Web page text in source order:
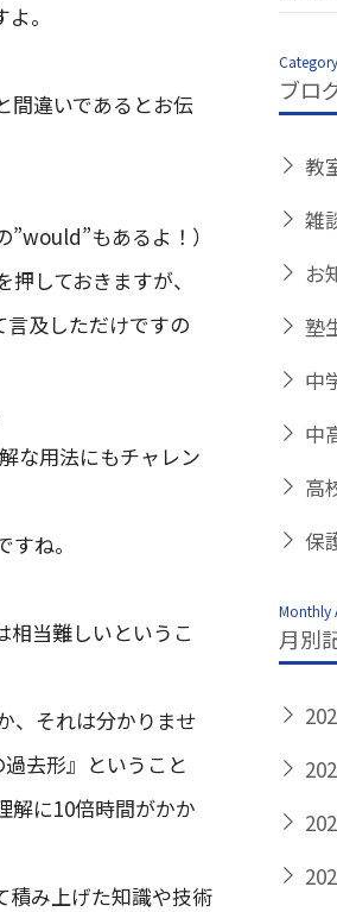
。
間違いであるとお伝
もあるよ！）
しておきますが、
及しただけですの
な用法にもチャレン
ね。
相当難しいというこ
、それは分かりませ
去形』ということ
解に10倍時間がかか
積み上げた知識や技術
Category
ブロ
教
雑
お
塾
中
中
高
保
Monthly
月別